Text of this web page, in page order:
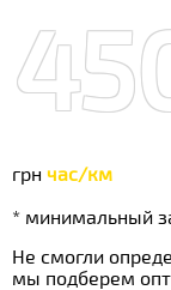
грн час/км
* минимальный
Не смогли
мы подберем